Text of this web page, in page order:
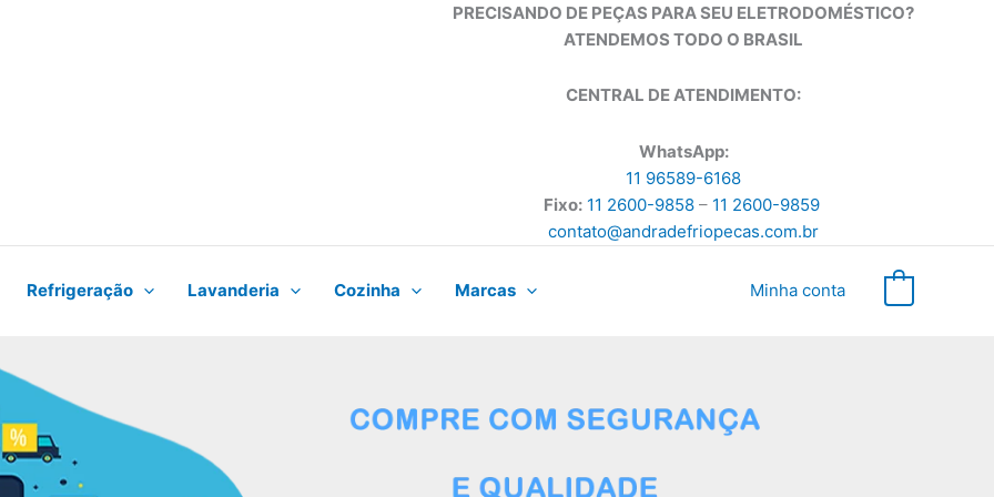
PRECISANDO DE PEÇAS PARA SEU ELETRODOMÉSTICO?
ATENDEMOS TODO O BRASIL
CENTRAL DE ATENDIMENTO:
WhatsApp:
11 96589-6168
Fixo: 11 2600-9858– 11 2600-9859
contato@andradefriopecas.com.br
Refrigeração Lavanderia Cozinha Marcas Minha conta